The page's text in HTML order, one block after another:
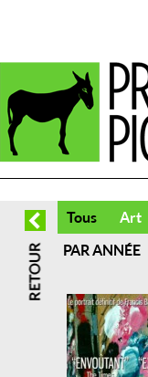
Tous Art
PAR ANNÉE